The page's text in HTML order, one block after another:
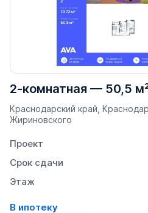
2-комнатная — 50,5
Краснодарский край,
Жириновского
Проект
Срок сдачи
Этаж
В ипотеку